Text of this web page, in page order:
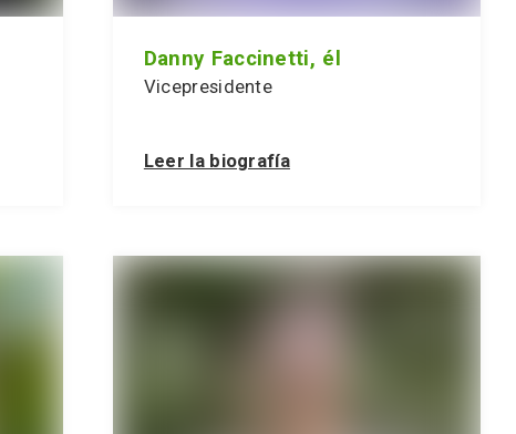
Danny Faccinetti, él
Vicepresidente
Leer la biografía